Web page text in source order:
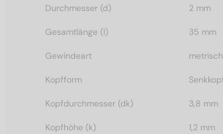
Durchmesser (d) 2 mm
Gesamtlänge (l) 35 mm
Gewindeart metrisch
Kopfform
Kopfdurchmesser (dk) 3,8 mm
Kopfhöhe (k) 1,2 mm